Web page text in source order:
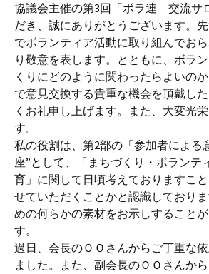
協議会主催の第3回「ボラ連 交流サ
だき、誠にありがとうございます。
でボランティア活動に取り組んでお
り敬意を表します。とともに、ボラ
くりにどのように関わったらよいの
で意見交換する貴重な機会を頂戴し
くお礼申し上げます。また、大変光
す。
私の役割は、第2部の「参加者による
座”として、「まちづくり・ボランテ
育」に関して日頃考えておりますこ
せていただくことかと認識しており
めの何らかの素材をお示しすること
す。
過日、会長のＯＯさんからご丁重な
ました。また、副会長のＯＯさんか